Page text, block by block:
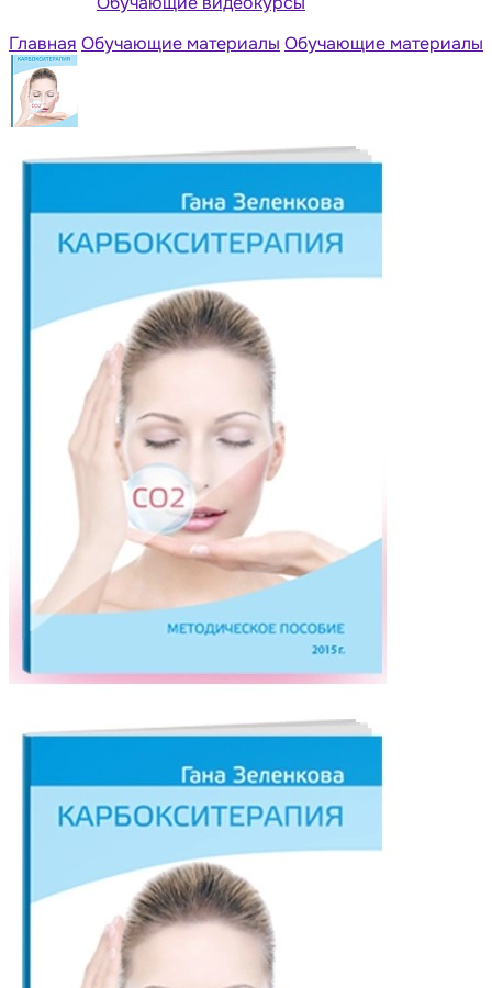
Главная Обучающие материалы Обучающие материалы